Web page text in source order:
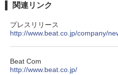
関連リンク
プレスリリース
http://www.beat.co.jp/company/
Beat Com
http://www.beat.co.jp/